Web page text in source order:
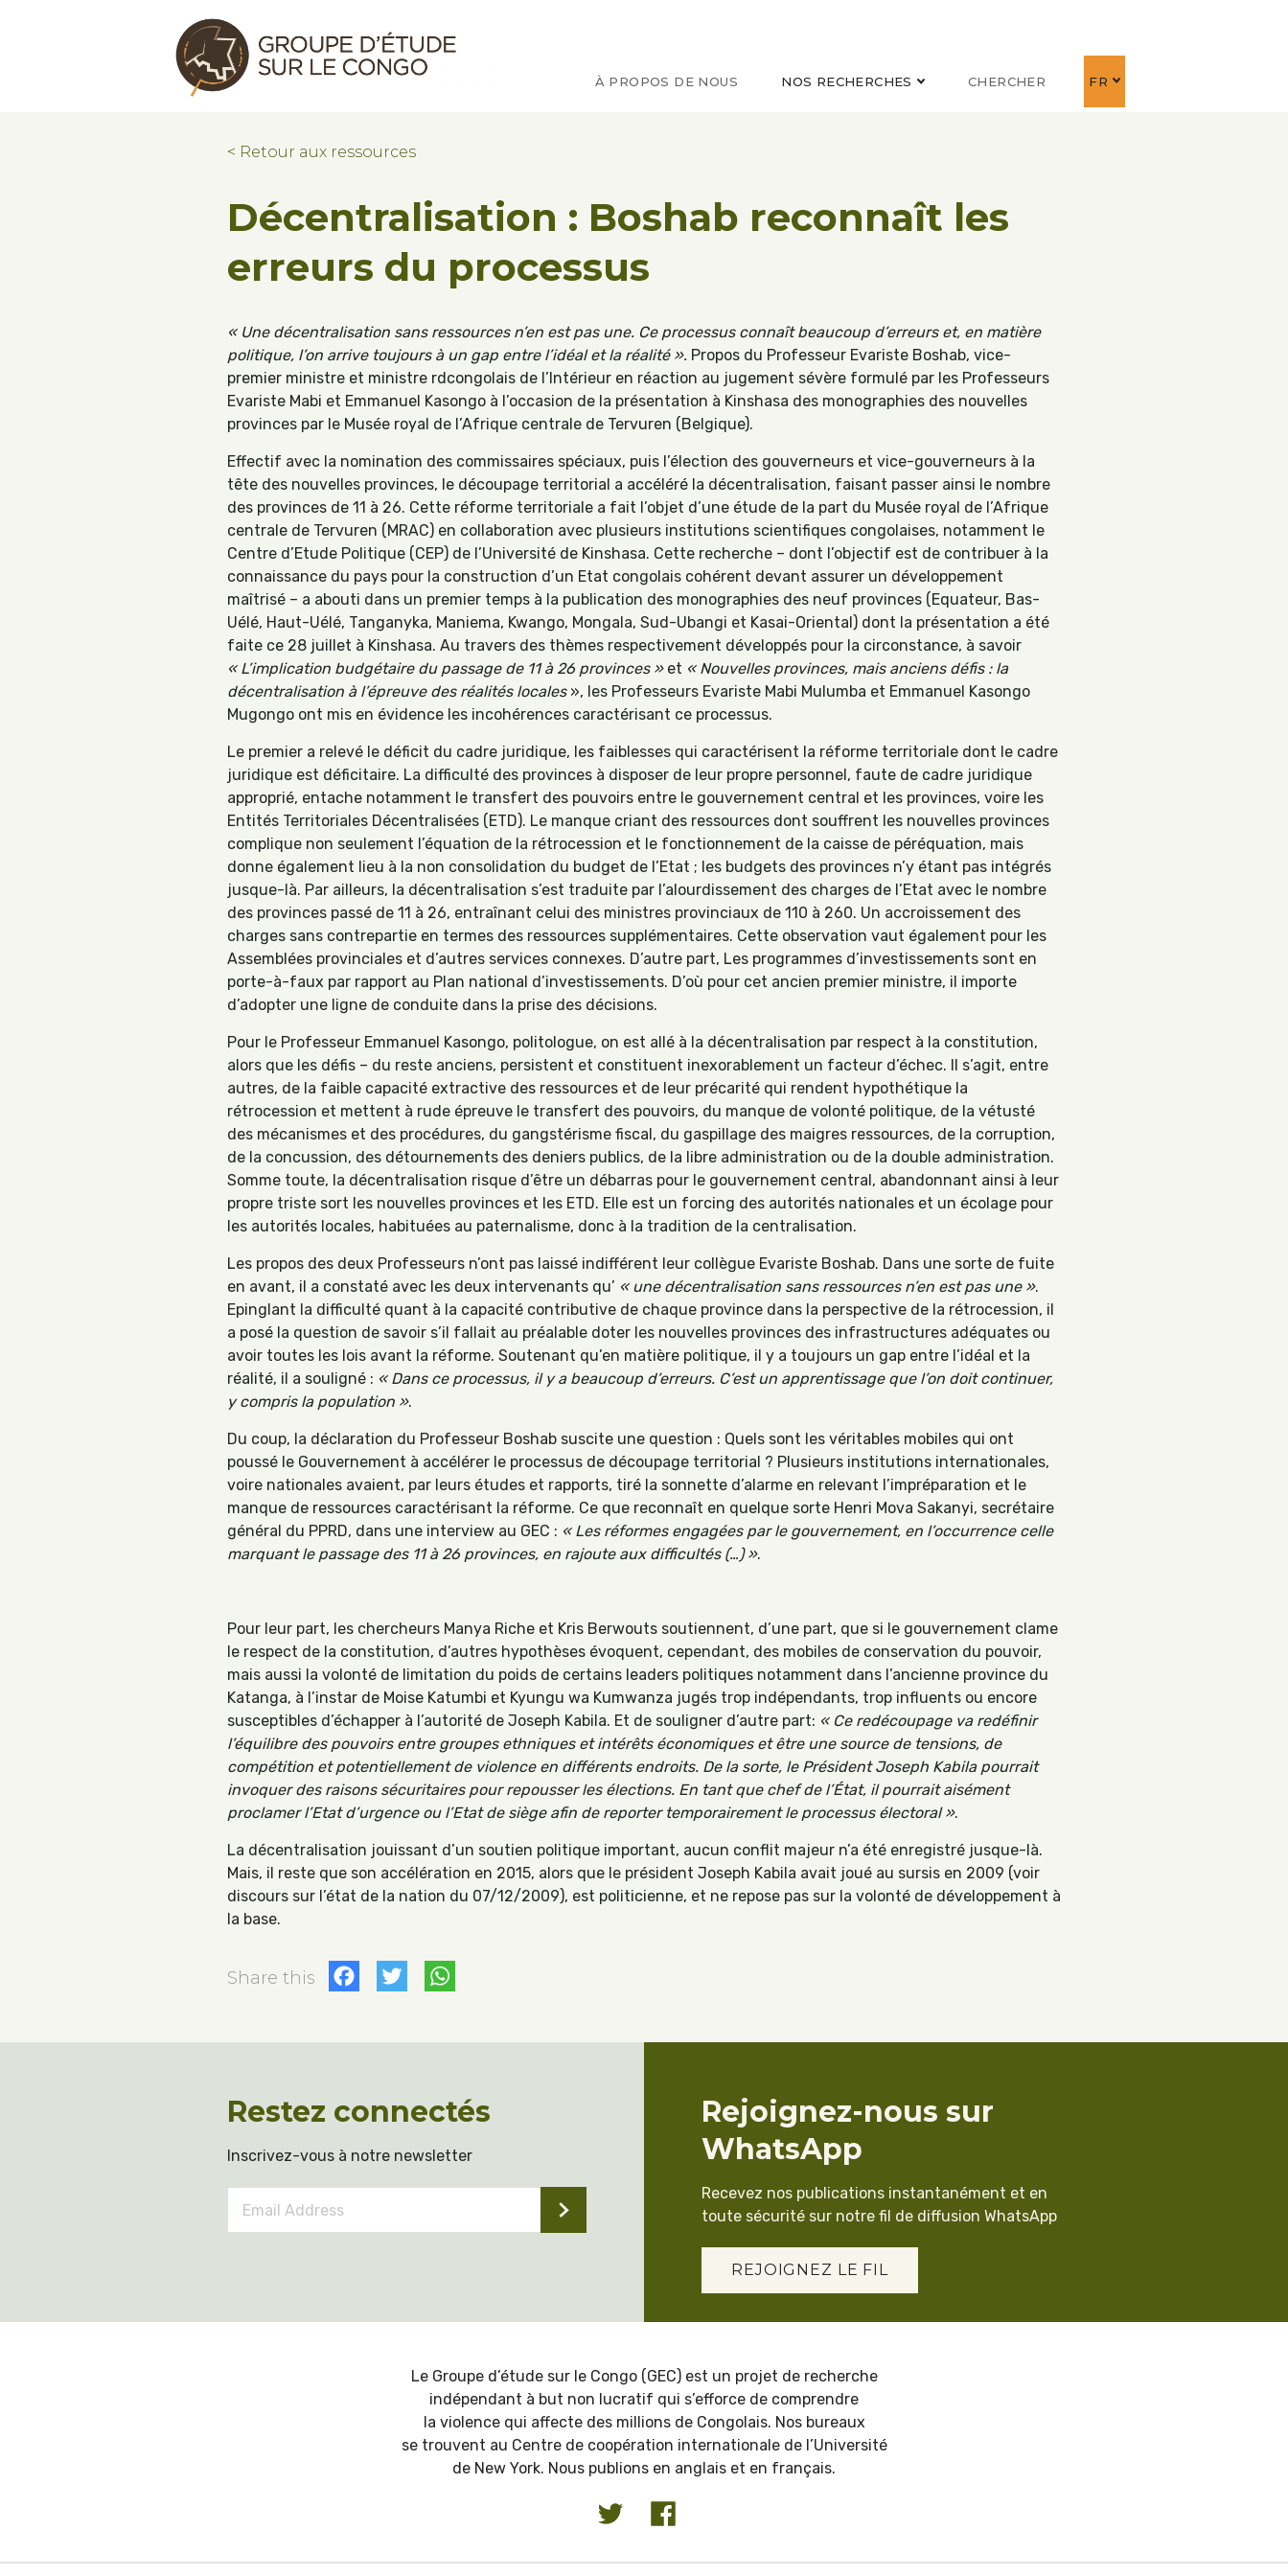
Congo Research Group | Groupe d'étude sur le Congo
À PROPOS DE NOUS NOS RECHERCHES CHERCHER FR
< Retour aux ressources
Décentralisation : Boshab reconnaît les
erreurs du processus
« Une décentralisation sans ressources n’en est pas une. Ce processus connaît beaucoup d’erreurs et, en matière
politique, l’on arrive toujours à un gap entre l’idéal et la réalité ». Propos du Professeur Evariste Boshab, vice-
premier ministre et ministre rdcongolais de l’Intérieur en réaction au jugement sévère formulé par les Professeurs
Evariste Mabi et Emmanuel Kasongo à l’occasion de la présentation à Kinshasa des monographies des nouvelles
provinces par le Musée royal de l’Afrique centrale de Tervuren (Belgique).
Effectif avec la nomination des commissaires spéciaux, puis l’élection des gouverneurs et vice-gouverneurs à la
tête des nouvelles provinces, le découpage territorial a accéléré la décentralisation, faisant passer ainsi le nombre
des provinces de 11 à 26. Cette réforme territoriale a fait l’objet d’une étude de la part du Musée royal de l’Afrique
centrale de Tervuren (MRAC) en collaboration avec plusieurs institutions scientifiques congolaises, notamment le
Centre d’Etude Politique (CEP) de l’Université de Kinshasa. Cette recherche – dont l’objectif est de contribuer à la
connaissance du pays pour la construction d’un Etat congolais cohérent devant assurer un développement
maîtrisé – a abouti dans un premier temps à la publication des monographies des neuf provinces (Equateur, Bas-
Uélé, Haut-Uélé, Tanganyka, Maniema, Kwango, Mongala, Sud-Ubangi et Kasai-Oriental) dont la présentation a été
faite ce 28 juillet à Kinshasa. Au travers des thèmes respectivement développés pour la circonstance, à savoir
« L’implication budgétaire du passage de 11 à 26 provinces »et « Nouvelles provinces, mais anciens défis : la
décentralisation à l’épreuve des réalités locales », les Professeurs Evariste Mabi Mulumba et Emmanuel Kasongo
Mugongo ont mis en évidence les incohérences caractérisant ce processus.
Le premier a relevé le déficit du cadre juridique, les faiblesses qui caractérisent la réforme territoriale dont le cadre
juridique est déficitaire. La difficulté des provinces à disposer de leur propre personnel, faute de cadre juridique
approprié, entache notamment le transfert des pouvoirs entre le gouvernement central et les provinces, voire les
Entités Territoriales Décentralisées (ETD). Le manque criant des ressources dont souffrent les nouvelles provinces
complique non seulement l’équation de la rétrocession et le fonctionnement de la caisse de péréquation, mais
donne également lieu à la non consolidation du budget de l’Etat ; les budgets des provinces n’y étant pas intégrés
jusque-là. Par ailleurs, la décentralisation s’est traduite par l’alourdissement des charges de l’Etat avec le nombre
des provinces passé de 11 à 26, entraînant celui des ministres provinciaux de 110 à 260. Un accroissement des
charges sans contrepartie en termes des ressources supplémentaires. Cette observation vaut également pour les
Assemblées provinciales et d’autres services connexes. D’autre part, Les programmes d’investissements sont en
porte-à-faux par rapport au Plan national d’investissements. D’où pour cet ancien premier ministre, il importe
d’adopter une ligne de conduite dans la prise des décisions.
Pour le Professeur Emmanuel Kasongo, politologue, on est allé à la décentralisation par respect à la constitution,
alors que les défis – du reste anciens, persistent et constituent inexorablement un facteur d’échec. Il s’agit, entre
autres, de la faible capacité extractive des ressources et de leur précarité qui rendent hypothétique la
rétrocession et mettent à rude épreuve le transfert des pouvoirs, du manque de volonté politique, de la vétusté
des mécanismes et des procédures, du gangstérisme fiscal, du gaspillage des maigres ressources, de la corruption,
de la concussion, des détournements des deniers publics, de la libre administration ou de la double administration.
Somme toute, la décentralisation risque d’être un débarras pour le gouvernement central, abandonnant ainsi à leur
propre triste sort les nouvelles provinces et les ETD. Elle est un forcing des autorités nationales et un écolage pour
les autorités locales, habituées au paternalisme, donc à la tradition de la centralisation.
Les propos des deux Professeurs n’ont pas laissé indifférent leur collègue Evariste Boshab. Dans une sorte de fuite
en avant, il a constaté avec les deux intervenants qu’ « une décentralisation sans ressources n’en est pas une ».
Epinglant la difficulté quant à la capacité contributive de chaque province dans la perspective de la rétrocession, il
a posé la question de savoir s’il fallait au préalable doter les nouvelles provinces des infrastructures adéquates ou
avoir toutes les lois avant la réforme. Soutenant qu’en matière politique, il y a toujours un gap entre l’idéal et la
réalité, il a souligné : « Dans ce processus, il y a beaucoup d’erreurs. C’est un apprentissage que l’on doit continuer,
y compris la population ».
Du coup, la déclaration du Professeur Boshab suscite une question : Quels sont les véritables mobiles qui ont
poussé le Gouvernement à accélérer le processus de découpage territorial ? Plusieurs institutions internationales,
voire nationales avaient, par leurs études et rapports, tiré la sonnette d’alarme en relevant l’impréparation et le
manque de ressources caractérisant la réforme. Ce que reconnaît en quelque sorte Henri Mova Sakanyi, secrétaire
général du PPRD, dans une interview au GEC : « Les réformes engagées par le gouvernement, en l’occurrence celle
marquant le passage des 11 à 26 provinces, en rajoute aux difficultés (…) ».
Pour leur part, les chercheurs Manya Riche et Kris Berwouts soutiennent, d’une part, que si le gouvernement clame
le respect de la constitution, d’autres hypothèses évoquent, cependant, des mobiles de conservation du pouvoir,
mais aussi la volonté de limitation du poids de certains leaders politiques notamment dans l’ancienne province du
Katanga, à l’instar de Moise Katumbi et Kyungu wa Kumwanza jugés trop indépendants, trop influents ou encore
susceptibles d’échapper à l’autorité de Joseph Kabila. Et de souligner d’autre part: « Ce redécoupage va redéfinir
l’équilibre des pouvoirs entre groupes ethniques et intérêts économiques et être une source de tensions, de
compétition et potentiellement de violence en différents endroits. De la sorte, le Président Joseph Kabila pourrait
invoquer des raisons sécuritaires pour repousser les élections. En tant que chef de l’État, il pourrait aisément
proclamer l’Etat d’urgence ou l’Etat de siège afin de reporter temporairement le processus électoral ».
La décentralisation jouissant d’un soutien politique important, aucun conflit majeur n’a été enregistré jusque-là.
Mais, il reste que son accélération en 2015, alors que le président Joseph Kabila avait joué au sursis en 2009 (voir
discours sur l’état de la nation du 07/12/2009), est politicienne, et ne repose pas sur la volonté de développement à
la base.
Share this Facebook
Twitter
Restez connectés
Inscrivez-vous à notre newsletter
Address *
Rejoignez-nous sur
WhatsApp
Recevez nos publications instantanément et en
toute sécurité sur notre fil de diffusion WhatsApp
REJOIGNEZ LE FIL
Le Groupe d’étude sur le Congo (GEC) est un projet de recherche
indépendant à but non lucratif qui s’efforce de comprendre
la violence qui affecte des millions de Congolais. Nos bureaux
se trouvent au Centre de coopération internationale de l’Université
de New York. Nous publions en anglais et en français.